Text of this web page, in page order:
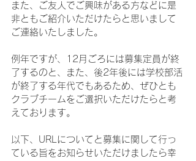
また、ご友人でご興味がある方などに是
非ともご紹介いただけたらと思いまして
ご連絡いたしました。
例年ですが、12月ごろには募集定員が終
了するのと、また、後2年後には学校部活
が終了する年代でもあるため、ぜひとも
クラブチームをご選択いただけたらと考
えております。
以下、URLについてと募集に関して行っ
ている旨をお知らせいただけましたら幸